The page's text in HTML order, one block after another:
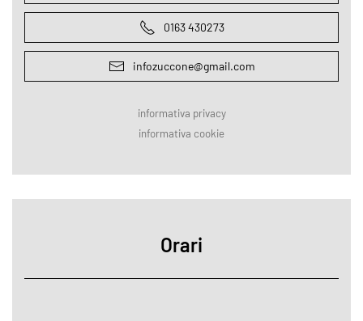
0163 430273
infozuccone@gmail.com
informativa privacy
informativa cookie
Orari